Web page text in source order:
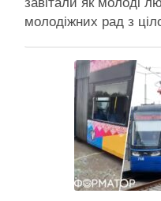
молодіжних рад з
36 років тому 36
Віталій Кличко
Читати далі
Активісти